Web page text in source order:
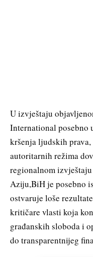
U izvještaju
International posebno
kršenja ljudskih
autoritarnih režima
regionalnom
Aziju,BiH je posebno
ostvaruje loše
kritičare vlasti koja
građanskih sloboda i
do transparentnijeg